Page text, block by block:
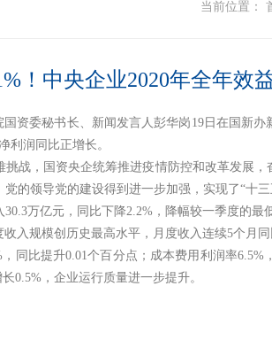
当前位置：
！中央企业2020年全年效
资委秘书长、新闻发言人彭华岗19日在国新办
利润同比正增长。
挑战，国资央企统筹推进疫情防控和改革发展
的领导党的建设得到进一步加强，实现了“十三
万亿元，同比下降2.2%，降幅较一季度的
入规模创历史最高水平，月度收入连续5个月同
同比提升0.01个百分点；成本费用利润率
0.5%，企业运行质量进一步提升。